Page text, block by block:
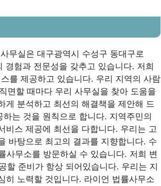
무실은 대구광역시 수성구 동대구로
험과 전문성을 갖추고 있습니다. 저희
를 제공하고 있습니다. 우리 지역의 사람
면할 때마다 우리 사무실을 찾아 도움을
게 분석하고 최선의 해결책을 제안해 드
는 것을 원칙으로 합니다. 지역주민의
비스 제공에 최선을 다합니다. 우리는 고
바탕으로 최고의 결과를 지향합니다. 수
사무소를 방문하실 수 있습니다. 저희 변
할 준비가 항상 되어있습니다. 우리는 지
히 노력할 것입니다. 라이언 법률사무소